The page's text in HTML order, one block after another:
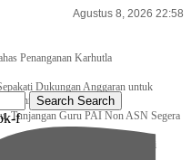
Agustus 8, 2026 22:58
Penanganan Karhutla
Dukungan Anggaran untuk
Olahraga
Tunjangan Guru PAI Non ASN Segera
Taklukkan Tebing Tertinggi
Search Search
f